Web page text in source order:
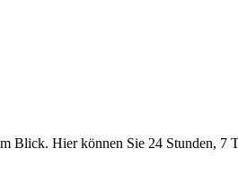
Blick. Hier können Sie 24 Stunden, 7